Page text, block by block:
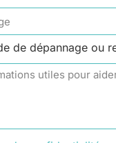
de dépannage ou